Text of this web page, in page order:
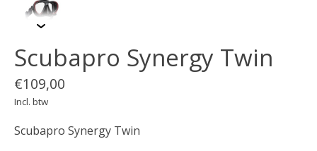
Scubapro Synergy Twin
€109,00
Incl. btw
Scubapro Synergy Twin